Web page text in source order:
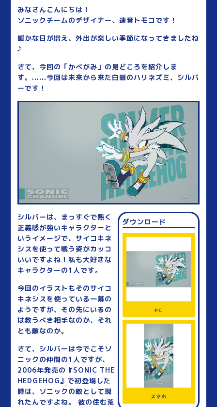
みなさんこんにちは！
ソニックチームのデザイナー、速音トモコです！
暖かな日が増え、外出が楽しい季節になってきましたね
♪
さて、今回の「かべがみ」の見どころを紹介しま
す。......今回は未来から来た白銀のハリネズミ、シルバ
ーです！
ダウンロード
PC
スマホ
シルバーは、まっすぐで熱く
正義感が強いキャラクターと
いうイメージで、サイコキネ
シスを使って戦う姿がカッコ
いいですよね！私も大好きな
キャラクターの1人です。
今回のイラストもそのサイコ
キネシスを使っている一幕の
ようですが、その先にいるの
は救うべき相手なのか、それ
とも敵なのか。
さて、シルバーは今でこそソ
ニックの仲間の1人ですが、
2006年発売の『SONIC THE
HEDGEHOG』で初登場した
時は、ソニックの敵として現
れたんですよね。 彼の住む荒